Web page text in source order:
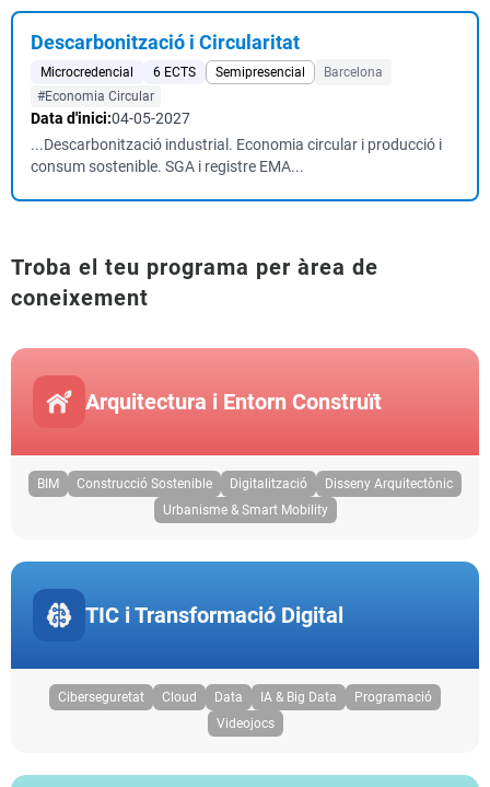
Descarbonització i Circularitat
Microcredencial 6 ECTS Semipresencial
Barcelona
#Economia Circular
Data d'inici:04-05-2027
...Descarbonització industrial. Economia circular i producció i
consum sostenible. SGA i registre EMA...
Troba el teu programa per àrea de
coneixement
Arquitectura i Entorn Construït
BIM Construcció Sostenible Digitalització
Disseny Arquitectònic
Urbanisme & Smart Mobility
TIC i Transformació Digital
Ciberseguretat Cloud Data IA & Big Data
Programació
Videojocs